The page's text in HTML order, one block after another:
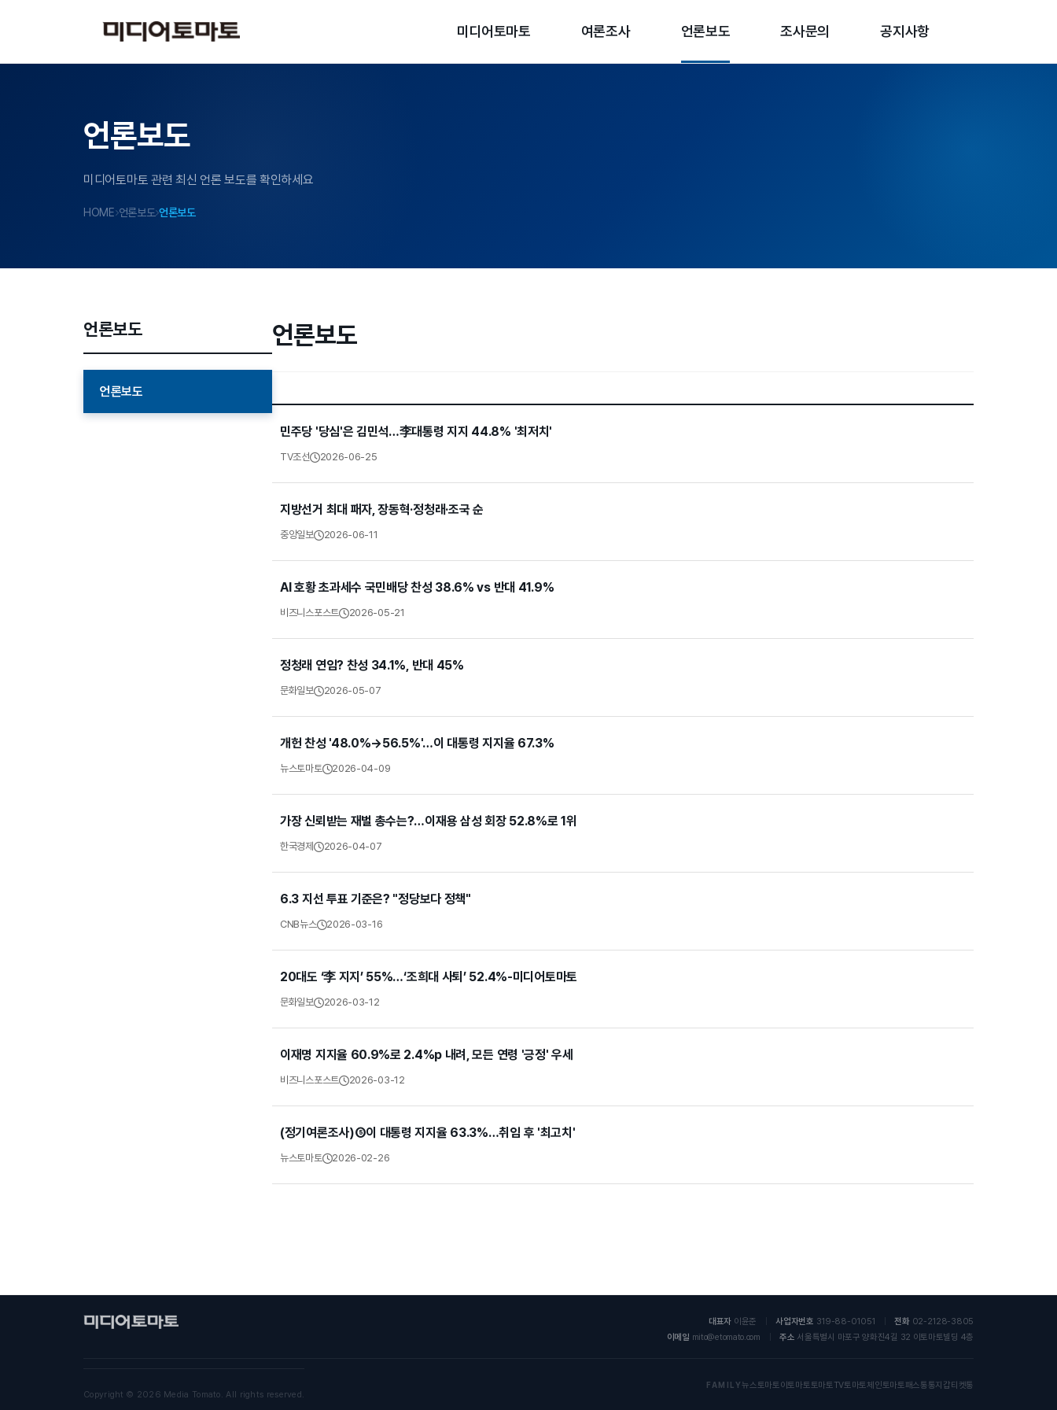
미디어토마토 여론조사 언론보도 조사문의 공지사항
언론보도
미디어토마토 관련 최신 언론 보도를 확인하세요
HOME 언론보도 언론보도
언론보도
언론보도
언론보도
민주당 '당심'은 김민석…李대통령 지지 44.8% '최저치'
TV조선 2026-06-25
지방선거 최대 패자, 장동혁·정청래·조국 순
중앙일보 2026-06-11
AI 호황 초과세수 국민배당 찬성 38.6% vs 반대 41.9%
비즈니스포스트 2026-05-21
정청래 연임? 찬성 34.1%, 반대 45%
문화일보 2026-05-07
개헌 찬성 '48.0%→56.5%'…이 대통령 지지율 67.3%
뉴스토마토 2026-04-09
가장 신뢰받는 재벌 총수는?…이재용 삼성 회장 52.8%로 1위
한국경제 2026-04-07
6.3 지선 투표 기준은? "정당보다 정책"
CNB뉴스 2026-03-16
20대도 ‘李 지지’ 55%…‘조희대 사퇴’ 52.4%-미디어토마토
문화일보 2026-03-12
이재명 지지율 60.9%로 2.4%p 내려, 모든 연령 '긍정' 우세
비즈니스포스트 2026-03-12
(정기여론조사)⑤이 대통령 지지율 63.3%…취임 후 '최고치'
뉴스토마토 2026-02-26
대표자 이윤준 사업자번호 319-88-01051 전화 02-2128-3805
이메일 mito@etomato.com 주소 서울특별시 마포구 양화진4길 32 이토마토빌딩 4층
Copyright © 2026 Media Tomato. All rights reserved.
FAMILY뉴스토마토 이토마토 토마토TV토마토체인토마토패스 통통지갑티켓통